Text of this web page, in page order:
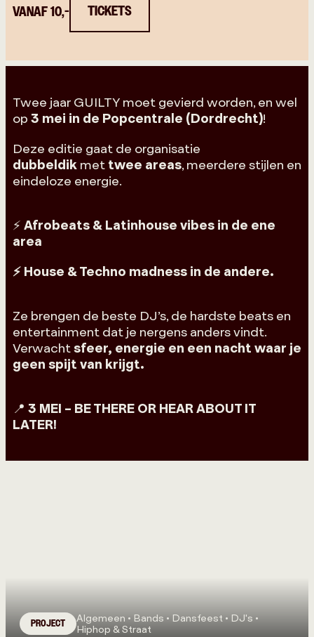
VANAF 10,- TICKETS
Twee jaar GUILTY moet gevierd worden, en wel
op 3 mei in de Popcentrale (Dordrecht)!
Deze editie gaat de organisatie
dubbeldik met twee areas, meerdere stijlen en
eindeloze energie.
⚡ Afrobeats & Latinhouse vibes in de ene
area
⚡ House & Techno madness in de andere.
Ze brengen de beste DJ’s, de hardste beats en
entertainment dat je nergens anders vindt.
Verwachtsfeer, energie en een nacht waar je
geen spijt van krijgt.
📍 3 MEI – BE THERE OR HEAR ABOUT IT
LATER!
PROJECT
Algemeen • Bands • Dansfeest • DJ's •
Hiphop & Straat